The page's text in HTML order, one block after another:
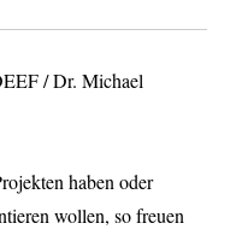
/ Dr. Michael
haben oder
wollen, so freuen